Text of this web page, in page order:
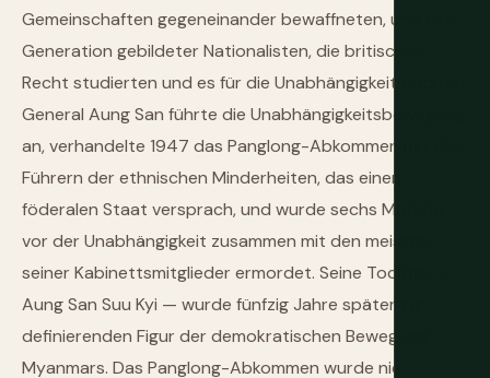
Gemeinschaften gegeneinander bewaffneten, und eine
Generation gebildeter Nationalisten, die britisches
Recht studierten und es für die Unabhängigkeit nutzten.
General Aung San führte die Unabhängigkeitsbewegung
an, verhandelte 1947 das Panglong-Abkommen mit den
Führern der ethnischen Minderheiten, das einen
föderalen Staat versprach, und wurde sechs Monate
vor der Unabhängigkeit zusammen mit den meisten
seiner Kabinettsmitglieder ermordet. Seine Tochter —
Aung San Suu Kyi — wurde fünfzig Jahre später zur
definierenden Figur der demokratischen Bewegung
Myanmars. Das Panglong-Abkommen wurde nie